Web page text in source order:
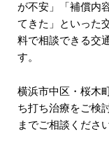
が不安」「補償内
てきた」といった
料で相談できる交
す。
横浜市中区・桜木
ち打ち治療をご検
までご相談ください